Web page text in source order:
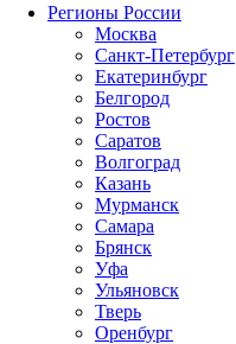
Регионы России
Москва
Санкт-Петербург
Екатеринбург
Белгород
Ростов
Саратов
Волгоград
Казань
Мурманск
Самара
Брянск
Уфа
Ульяновск
Тверь
Оренбург